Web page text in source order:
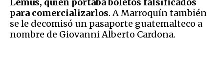
para comercializarlos. A Marroquín también
se le decomisó un pasaporte guatemalteco a
nombre de Giovanni Alberto Cardona.